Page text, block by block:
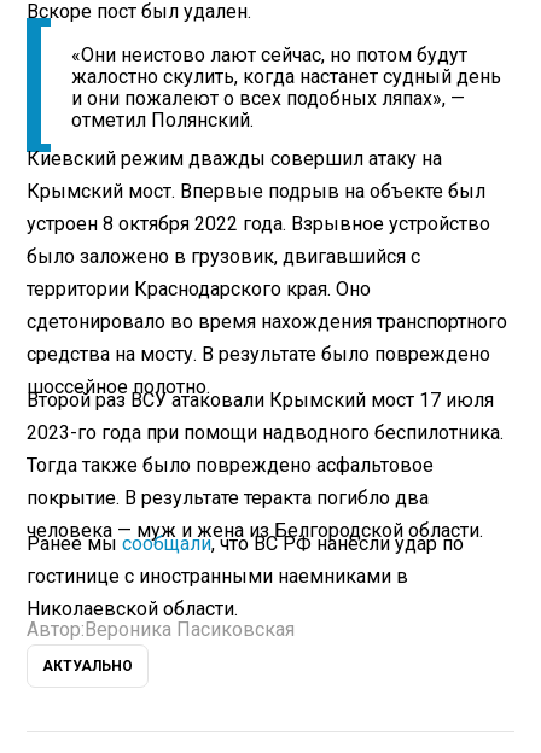
Вскоре пост был удален.
«Они неистово лают сейчас, но потом будут
жалостно скулить, когда настанет судный день
и они пожалеют о всех подобных ляпах», —
отметил Полянский.
Киевский режим дважды совершил атаку на
Крымский мост. Впервые подрыв на объекте был
устроен 8 октября 2022 года. Взрывное устройство
было заложено в грузовик, двигавшийся с
территории Краснодарского края. Оно
сдетонировало во время нахождения транспортного
средства на мосту. В результате было повреждено
шоссейное полотно.
Второй раз ВСУ атаковали Крымский мост 17 июля
2023-го года при помощи надводного беспилотника.
Тогда также было повреждено асфальтовое
покрытие. В результате теракта погибло два
человека — муж и жена из Белгородской области.
Ранее мысообщали, что ВС РФ нанесли удар по
гостинице с иностранными наемниками в
Николаевской области.
Автор: Вероника Пасиковская
АКТУАЛЬНО